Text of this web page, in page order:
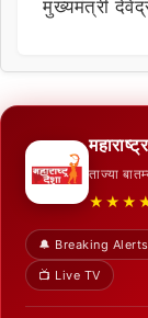
मुख्यमंत्री
ताज्या
🔔 Breaking Alerts
📺 Live TV